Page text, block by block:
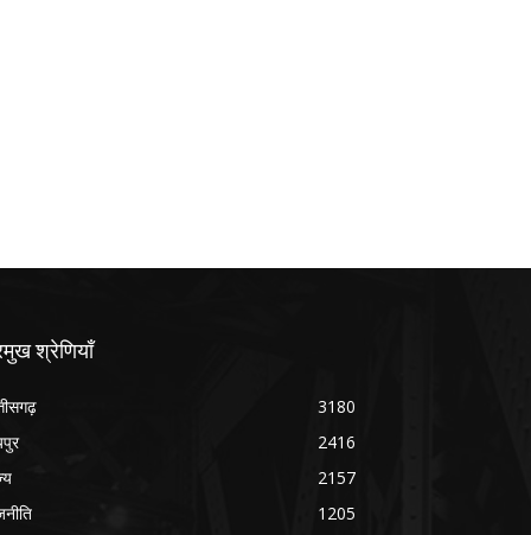
श्रेणियाँ
3180
2416
2157
1205